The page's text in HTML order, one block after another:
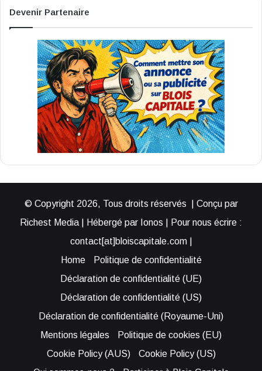
Devenir Partenaire
© Copyright 2026, Tous droits réservés | Conçu par
Richest Media | Hébergé par Ionos | Pour nous écrire :
contact[at]bloiscapitale.com |
Home
Politique de confidentialité
Déclaration de confidentialité (UE)
Déclaration de confidentialité (US)
Déclaration de confidentialité (Royaume-Uni)
Mentions légales
Politique de cookies (EU)
Cookie Policy (AUS)
Cookie Policy (US)